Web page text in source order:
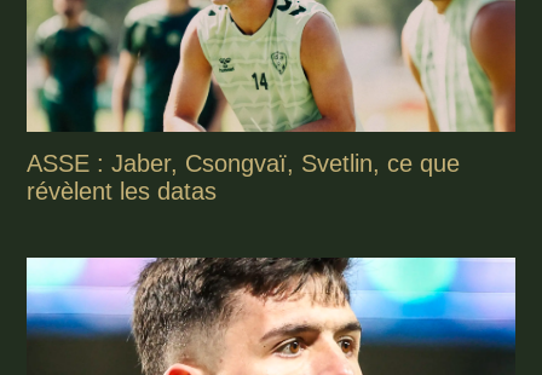
ASSE : Jaber, Csongvaï, Svetlin, ce que
révèlent les datas